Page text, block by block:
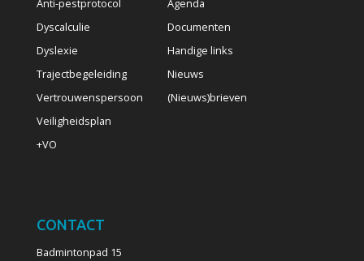
Anti-pestprotocol
Dyscalculie
Dyslexie
Trajectbegeleiding
Vertrouwenspersoon
Veiligheidsplan
+VO
Agenda
Documenten
Handige links
Nieuws
(Nieuws)brieven
CONTACT
Badmintonpad 15